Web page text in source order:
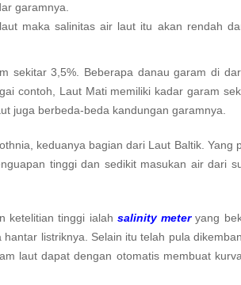
garamnya.
maka salinitas air laut itu akan rendah
sekitar 3,5%. Beberapa danau garam di
contoh, Laut Mati memiliki kadar garam
juga berbeda-beda kandungan garamnya.
keduanya bagian dari Laut Baltik. Yang
tinggi dan sedikit masukan air dari
ketelitian tinggi ialah salinity meteryang
listriknya. Selain itu telah pula
laut dapat dengan otomatis membuat